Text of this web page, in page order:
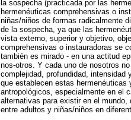
la sospecha (practicada por las
hermenéuticas comprehensivas o
niñas/niños de formas radicalmente
de la sospecha, ya que las
vista externo, superior y objetivo,
comprehensivas o instauradoras se
también es mirado - en una actitud
nos-otros. Y cada uno de nosotros
complejidad, profundidad,
que establecen estas hermenéuticas
antropológicos, especialmente en el
alternativas para existir en el
entre adultos y niñas/niños en